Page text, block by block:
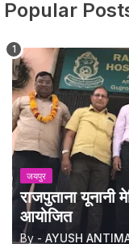
Popular
जयपुर
राजपुताना
आयोजित
By - AYUSH